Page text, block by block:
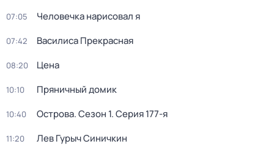
07:05 Человечка нарисовал я
07:42 Василиса Прекрасная
08:20 Цена
10:10 Пряничный домик
10:40 Острова. Сезон 1. Серия 177-я
11:20 Лев Гурыч Синичкин